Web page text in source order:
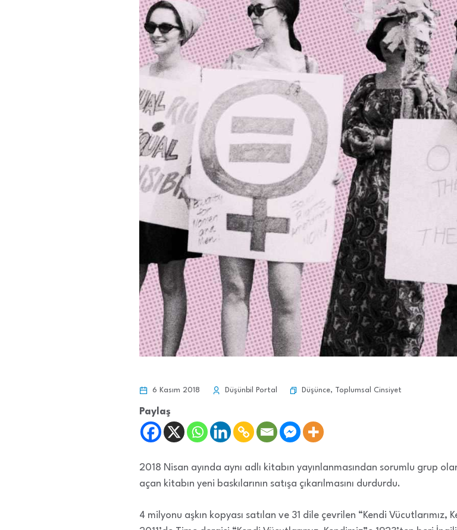
6 Kasım 2018 Düşünbil Portal Düşünce, Toplumsal Cinsiyet
Paylaş
2018 Nisan ayında aynı adlı kitabın yayınlanmasından sorumlu grup
açan kitabın yeni baskılarının satışa çıkarılmasını durdurdu.
4 milyonu aşkın kopyası satılan ve 31 dile çevrilen “Kendi